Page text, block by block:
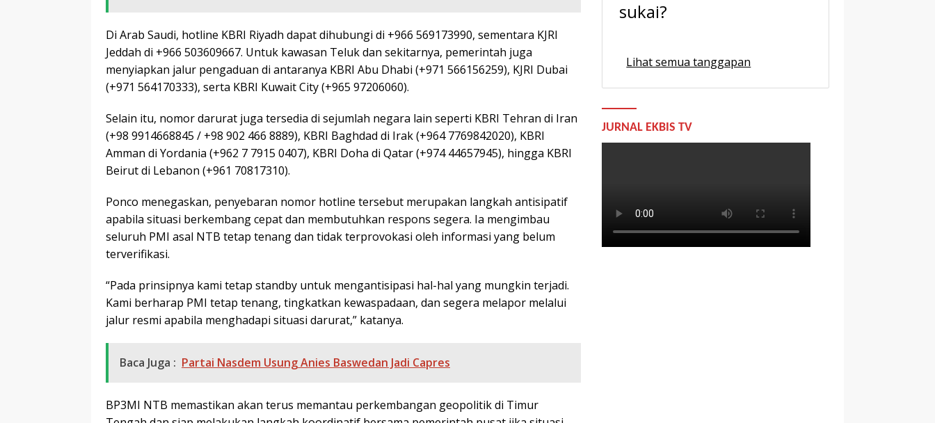
Di Arab Saudi, hotline KBRI Riyadh dapat dihubungi di +966 569173990, sementara KJRI
Jeddah di +966 503609667. Untuk kawasan Teluk dan sekitarnya, pemerintah juga
menyiapkan jalur pengaduan di antaranya KBRI Abu Dhabi (+971 566156259), KJRI Dubai
(+971 564170333), serta KBRI Kuwait City (+965 97206060).
Selain itu, nomor darurat juga tersedia di sejumlah negara lain seperti KBRI Tehran di Iran
(+98 9914668845 / +98 902 466 8889), KBRI Baghdad di Irak (+964 7769842020), KBRI
Amman di Yordania (+962 7 7915 0407), KBRI Doha di Qatar (+974 44657945), hingga KBRI
Beirut di Lebanon (+961 70817310).
Ponco menegaskan, penyebaran nomor hotline tersebut merupakan langkah antisipatif
apabila situasi berkembang cepat dan membutuhkan respons segera. Ia mengimbau
seluruh PMI asal NTB tetap tenang dan tidak terprovokasi oleh informasi yang belum
terverifikasi.
“Pada prinsipnya kami tetap standby untuk mengantisipasi hal-hal yang mungkin terjadi.
Kami berharap PMI tetap tenang, tingkatkan kewaspadaan, dan segera melapor melalui
jalur resmi apabila menghadapi situasi darurat,” katanya.
Baca Juga : Partai Nasdem Usung Anies Baswedan Jadi Capres
BP3MI NTB memastikan akan terus memantau perkembangan geopolitik di Timur
sukai?
Lihat semua tanggapan
JURNAL EKBIS TV